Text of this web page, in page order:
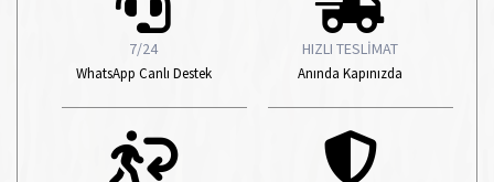
7/24
WhatsApp Canlı Destek
HIZLI TESLİMAT
Anında Kapınızda